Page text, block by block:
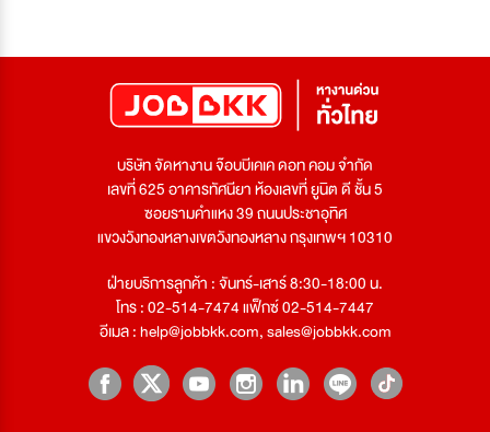
บริษัท จัดหางาน จ๊อบบีเคเค ดอท คอม จำกัด
เลขที่ 625 อาคารทัศนียา ห้องเลขที่ ยูนิต ดี ชั้น 5
ซอยรามคำแหง 39 ถนนประชาอุทิศ
แขวงวังทองหลางเขตวังทองหลาง กรุงเทพฯ 10310
ฝ่ายบริการลูกค้า : จันทร์-เสาร์ 8:30-18:00 น.
โทร : 02-514-7474 แฟ็กซ์ 02-514-7447
อีเมล :help@jobbkk.com,sales@jobbkk.com